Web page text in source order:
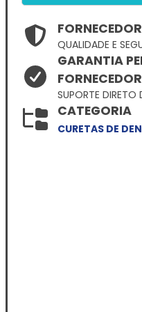
QUALIDADE E
GARANTIA
FORNECEDOR
SUPORTE DIRETO
CATEGORIA
CURETAS DE